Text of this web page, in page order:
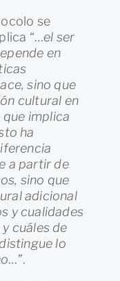
se
“…el ser
en
sino que
cultural en
implica
ha
a partir de
sino que
adicional
y cualidades
cuáles de
lo
…”.